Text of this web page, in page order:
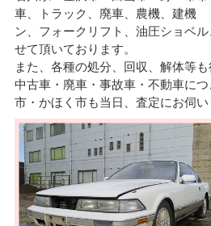
車、トラック、廃車、農機、建機
ン、フォークリフト、油圧ショベ
せて頂いております。
また、各種の処分、回収、解体等も
中古車・廃車・事故車・不動車に
市・かほく市も当日、査定にお伺い